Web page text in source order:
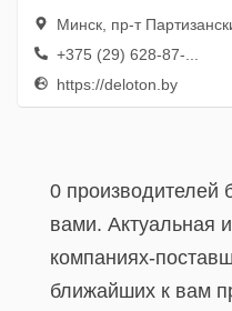
Минск, пр-т
+375 (29) 628-87-...
https://deloton.by
0 производителей
вами. Актуальная
компаниях-
ближайших к вам